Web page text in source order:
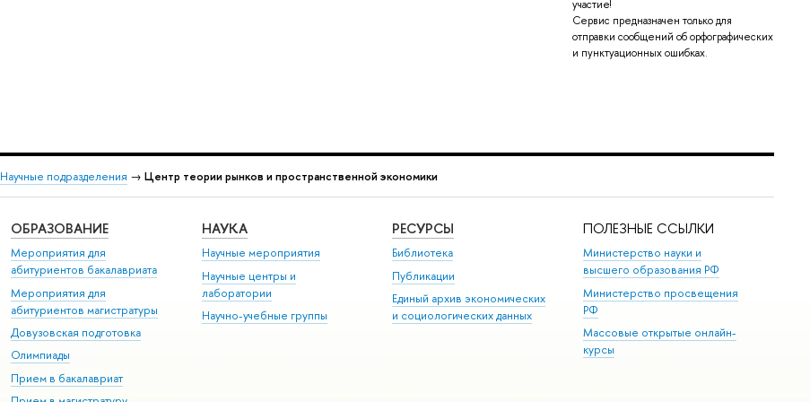
участие!
Сервис предназначен только для
отправки сообщений об орфографических
и пунктуационных ошибках.
Научные подразделения → Центр теории рынков и пространственной экономики
ОБРАЗОВАНИЕ
Мероприятия для
абитуриентов бакалавриата
Мероприятия для
абитуриентов магистратуры
Довузовская подготовка
Олимпиады
Прием в бакалавриат
НАУКА
Научные мероприятия
Научные центры и
лаборатории
Научно-учебные группы
РЕСУРСЫ
Библиотека
Публикации
Единый архив экономических
и социологических данных
ПОЛЕЗНЫЕ ССЫЛКИ
Министерство науки и
высшего образования РФ
Министерство просвещения
РФ
Массовые открытые онлайн-
курсы